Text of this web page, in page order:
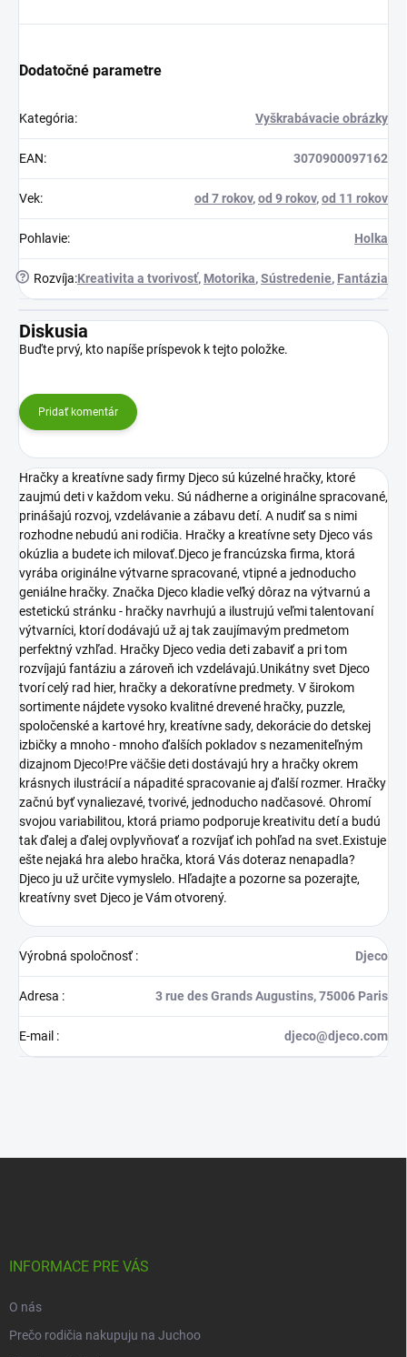
Dodatočné parametre
Kategória: Vyškrabávacie obrázky
EAN: 3070900097162
Vek: od 7 rokov,od 9 rokov,od 11 rokov
Pohlavie: Holka
? Rozvíja:Kreativita a tvorivosť, Motorika,Sústredenie, Fantázia
Diskusia
Buďte prvý, kto napíše príspevok k tejto položke.
Pridať komentár
Hračky a kreatívne sady firmy Djeco sú kúzelné hračky, ktoré
zaujmú deti v každom veku. Sú nádherne a originálne spracované,
prinášajú rozvoj, vzdelávanie a zábavu detí. A nudiť sa s nimi
rozhodne nebudú ani rodičia. Hračky a kreatívne sety Djeco vás
okúzlia a budete ich milovať.Djeco je francúzska firma, ktorá
vyrába originálne výtvarne spracované, vtipné a jednoducho
geniálne hračky. Značka Djeco kladie veľký dôraz na výtvarnú a
estetickú stránku - hračky navrhujú a ilustrujú veľmi talentovaní
výtvarníci, ktorí dodávajú už aj tak zaujímavým predmetom
perfektný vzhľad. Hračky Djeco vedia deti zabaviť a pri tom
rozvíjajú fantáziu a zároveň ich vzdelávajú.Unikátny svet Djeco
tvorí celý rad hier, hračky a dekoratívne predmety. V širokom
sortimente nájdete vysoko kvalitné drevené hračky, puzzle,
spoločenské a kartové hry, kreatívne sady, dekorácie do detskej
izbičky a mnoho - mnoho ďalších pokladov s nezameniteľným
dizajnom Djeco!Pre väčšie deti dostávajú hry a hračky okrem
krásnych ilustrácií a nápadité spracovanie aj ďalší rozmer. Hračky
začnú byť vynaliezavé, tvorivé, jednoducho nadčasové. Ohromí
svojou variabilitou, ktorá priamo podporuje kreativitu detí a budú
tak ďalej a ďalej ovplyvňovať a rozvíjať ich pohľad na svet.Existuje
ešte nejaká hra alebo hračka, ktorá Vás doteraz nenapadla?
Djeco ju už určite vymyslelo. Hľadajte a pozorne sa pozerajte,
kreatívny svet Djeco je Vám otvorený.
Výrobná spoločnosť: Djeco
Adresa : 3 rue des Grands Augustins, 75006 Paris
E-mail : djeco@djeco.com
INFORMACE PRE VÁS
O nás
Prečo rodičia nakupuju na Juchoo